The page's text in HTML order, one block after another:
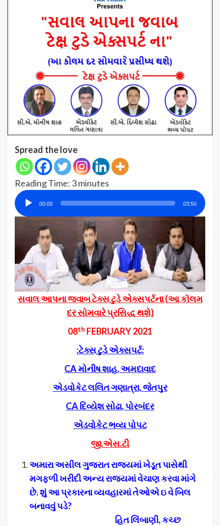
Spread the love
Reading Time: 3minutes
Audio
Player
00:00 03:50
સવાલ આપના જવાબ ટેક્સ ટુડે એક્સપર્ટના (આ કૉલમ
દર સોમવારે પ્રસિદ્ધ થશે)
08th FEBRUARY 2021
:ટેક્સ ટુડે એક્સપર્ટ:
CAમોનીષ શાહ,અમદાવાદ
એડવોકેટ લલિત ગણાત્રા,જેતપુર
CAદિવ્યેશ સોઢા,પોરબંદર
એડવોકેટ ભવ્ય પોપટ
જી.એસ.ટી
અમારા અસીલ ગુજરાત રાજ્યમાં ખેડૂત પાસેથી
મગફળી ખરીદી અન્ય રાજયમાં વેચાણ કરવા માંગે
છે. શું આ પ્રકારના વ્યવહારમાં તેઓએ ઇ વે બિલ
બનાવવું પડે?
હિત લિંબાણી, કચ્છ